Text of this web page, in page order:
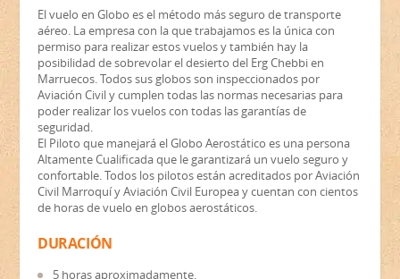
El vuelo en Globo es el método más seguro de transporte
aéreo. La empresa con la que trabajamos es la única con
permiso para realizar estos vuelos y también hay la
posibilidad de sobrevolar el desierto del Erg Chebbi en
Marruecos. Todos sus globos son inspeccionados por
Aviación Civil y cumplen todas las normas necesarias para
poder realizar los vuelos con todas las garantías de
seguridad.
El Piloto que manejará el Globo Aerostático es una persona
Altamente Cualificada que le garantizará un vuelo seguro y
confortable. Todos los pilotos están acreditados por Aviación
Civil Marroquí y Aviación Civil Europea y cuentan con cientos
de horas de vuelo en globos aerostáticos.
DURACIÓN
5 horas aproximadamente.